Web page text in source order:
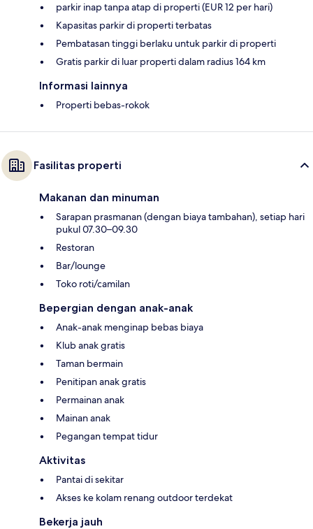
parkir inap tanpa atap di properti (EUR 12 per hari)
Kapasitas parkir di properti terbatas
Pembatasan tinggi berlaku untuk parkir di properti
Gratis parkir di luar properti dalam radius 164 km
Informasi lainnya
Properti bebas-rokok
Fasilitas properti
Makanan dan minuman
Sarapan prasmanan (dengan biaya tambahan), setiap hari
pukul 07.30–09.30
Restoran
Bar/lounge
Toko roti/camilan
Bepergian dengan anak-anak
Anak-anak menginap bebas biaya
Klub anak gratis
Taman bermain
Penitipan anak gratis
Permainan anak
Mainan anak
Pegangan tempat tidur
Aktivitas
Pantai di sekitar
Akses ke kolam renang outdoor terdekat
Bekerja jauh